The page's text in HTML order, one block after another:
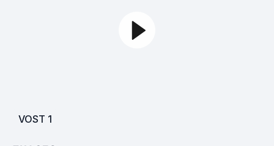
VOST 1